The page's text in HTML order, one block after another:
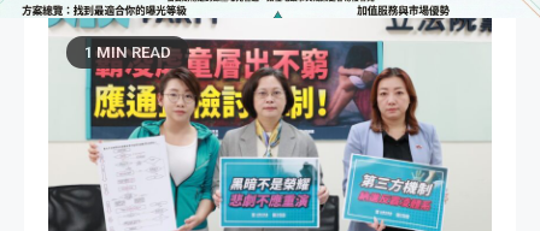
1 MIN READ